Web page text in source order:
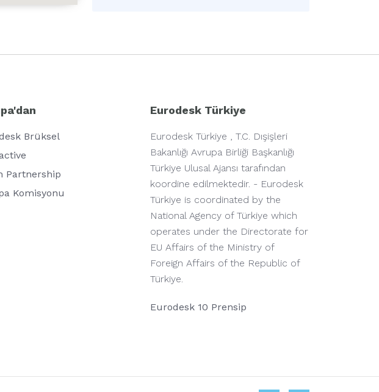
Brüksel
Partnership
Komisyonu
Eurodesk Türkiye
Eurodesk Türkiye , T.C. Dışişleri
Bakanlığı Avrupa Birliği Başkanlığı
Türkiye Ulusal Ajansı tarafından
koordine edilmektedir. - Eurodesk
Türkiye is coordinated by the
National Agency of Türkiye which
operates under the Directorate for
EU Affairs of the Ministry of
Foreign Affairs of the Republic of
Türkiye.
Eurodesk 10 Prensip